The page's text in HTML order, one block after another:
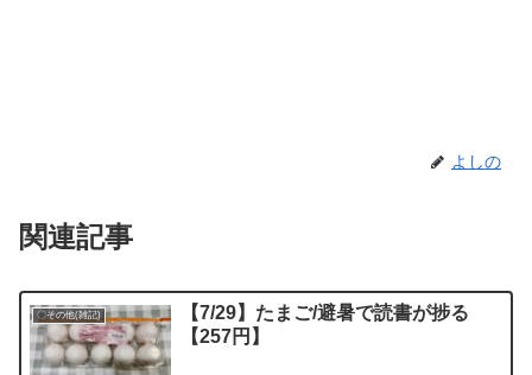
よしの
関連記事
〇その他(雑記)
【7/29】たまご/避暑で読書が捗る
【257円】